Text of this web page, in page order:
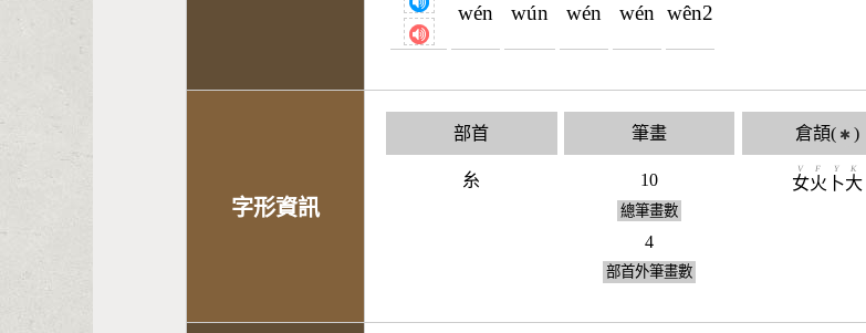
wén
wún
wén
wén wên2
字形資訊
部首
糸
筆畫
10
總筆畫數
4
部首外筆畫數
倉頡( ✱ )
女
V
火
F
卜
Y
大
K